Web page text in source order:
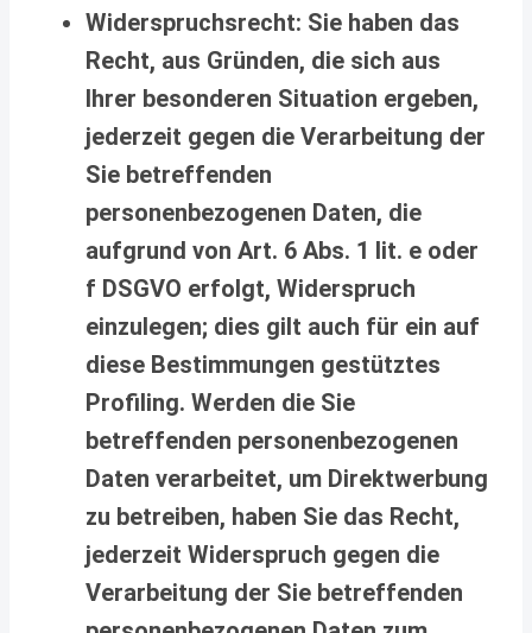
Widerspruchsrecht: Sie haben das
Recht, aus Gründen, die sich aus
Ihrer besonderen Situation ergeben,
jederzeit gegen die Verarbeitung der
Sie betreffenden
personenbezogenen Daten, die
aufgrund von Art. 6 Abs. 1 lit. e oder
f DSGVO erfolgt, Widerspruch
einzulegen; dies gilt auch für ein auf
diese Bestimmungen gestütztes
Profiling. Werden die Sie
betreffenden personenbezogenen
Daten verarbeitet, um Direktwerbung
zu betreiben, haben Sie das Recht,
jederzeit Widerspruch gegen die
Verarbeitung der Sie betreffenden